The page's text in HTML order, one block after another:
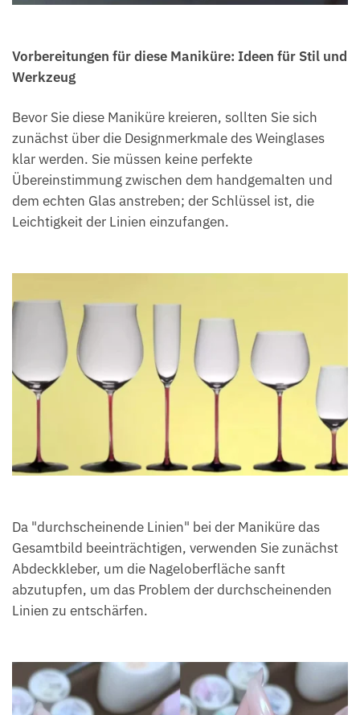
Vorbereitungen für diese Maniküre: Ideen für Stil und
Werkzeug
Bevor Sie diese Maniküre kreieren, sollten Sie sich
zunächst über die Designmerkmale des Weinglases
klar werden. Sie müssen keine perfekte
Übereinstimmung zwischen dem handgemalten und
dem echten Glas anstreben; der Schlüssel ist, die
Leichtigkeit der Linien einzufangen.
Da "durchscheinende Linien" bei der Maniküre das
Gesamtbild beeinträchtigen, verwenden Sie zunächst
Abdeckkleber, um die Nageloberfläche sanft
abzutupfen, um das Problem der durchscheinenden
Linien zu entschärfen.